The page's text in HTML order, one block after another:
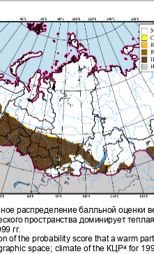
распределение балльной оценки
пространства доминирует
гг.
of the probability score that a warm
space; climate of the КЦРаfor